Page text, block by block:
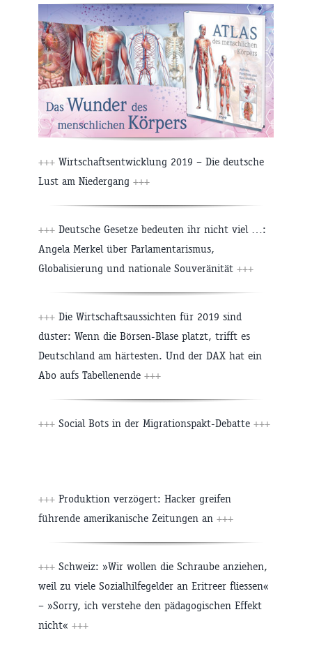
+++ Wirtschaftsentwicklung 2019 – Die deutsche
Lust am Niedergang +++
+++ Deutsche Gesetze bedeuten ihr nicht viel …:
Angela Merkel über Parlamentarismus,
Globalisierung und nationale Souveränität +++
+++ Die Wirtschaftsaussichten für 2019 sind
düster: Wenn die Börsen-Blase platzt, trifft es
Deutschland am härtesten. Und der DAX hat ein
Abo aufs Tabellenende +++
+++ Social Bots in der Migrationspakt-Debatte +++
+++ Produktion verzögert: Hacker greifen
führende amerikanische Zeitungen an +++
+++ Schweiz: »Wir wollen die Schraube anziehen,
weil zu viele Sozialhilfegelder an Eritreer fliessen«
– »Sorry, ich verstehe den pädagogischen Effekt
nicht« +++